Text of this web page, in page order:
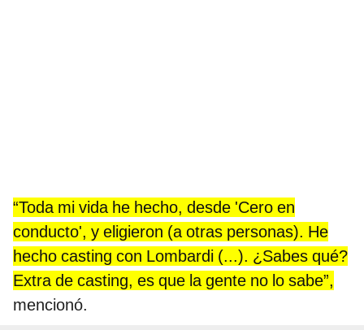
“Toda mi vida he hecho, desde 'Cero en
conducto', y eligieron (a otras personas). He
hecho casting con Lombardi (...). ¿Sabes qué?
Extra de casting, es que la gente no lo sabe”,
mencionó.